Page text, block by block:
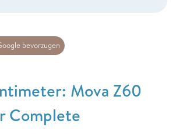
bevorzugen
Mova Z60
Complete